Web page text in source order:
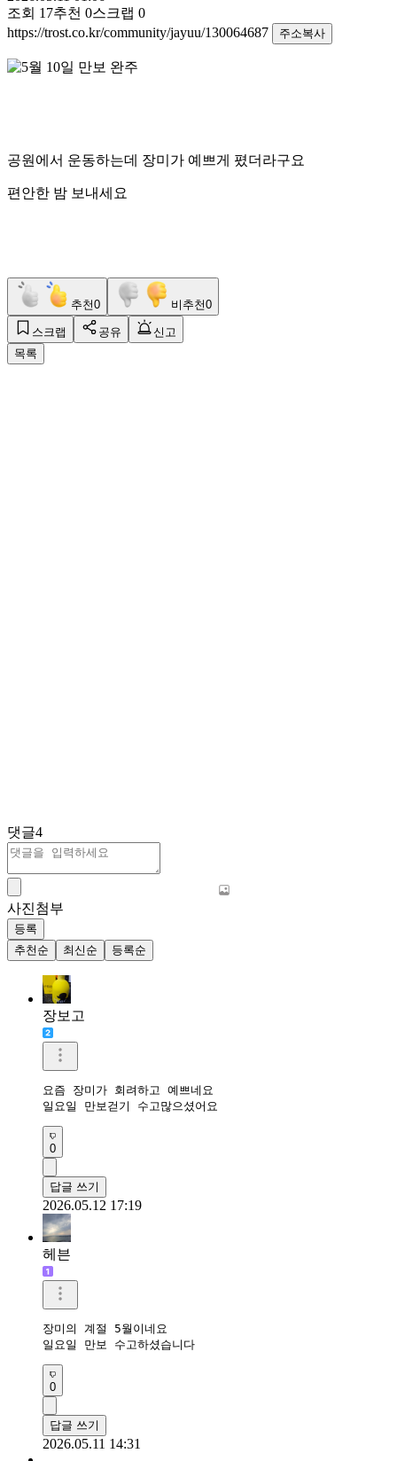
조회 17추천 0스크랩 0
https://trost.co.kr/community/jayuu/130064687
주소복사
공원에서 운동하는데 장미가 예쁘게 폈더라구요
편안한 밤 보내세요
추천0 비추천0
스크랩 공유
신고
목록
댓글4
사진첨부
등록
추천순
최신순 등록순
장보고
요즘 장미가 회려하고 예쁘네요
일요일 만보걷기 수고많으셨어요
0
답글 쓰기
2026.05.12 17:19
헤븐
장미의 계절 5월이네요
일요일 만보 수고하셨습니다
0
답글 쓰기
2026.05.11 14:31